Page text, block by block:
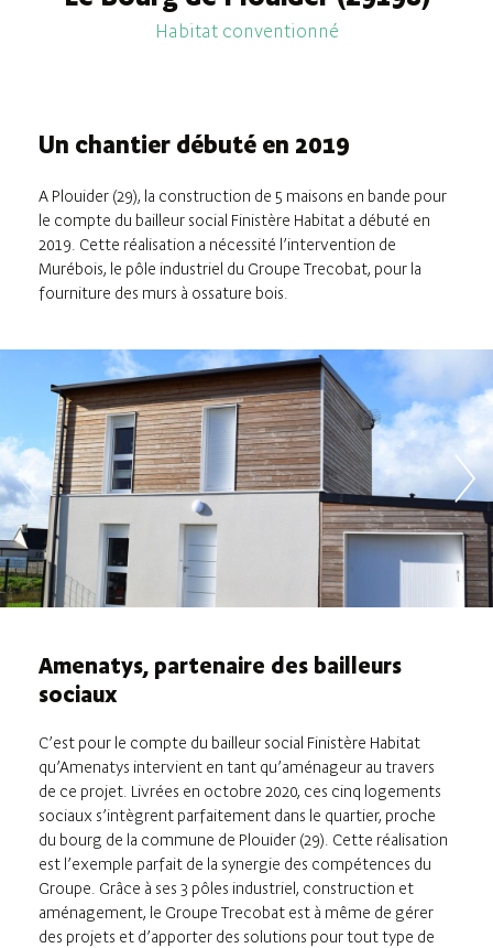
Habitat conventionné
Un chantier débuté en 2019
A Plouider (29), la construction de 5 maisons en bande pour
le compte du bailleur social Finistère Habitat a débuté en
2019. Cette réalisation a nécessité l’intervention de
Murébois, le pôle industriel du Groupe Trecobat, pour la
fourniture des murs à ossature bois.
Amenatys, partenaire des bailleurs
sociaux
C’est pour le compte du bailleur social Finistère Habitat
qu’Amenatys intervient en tant qu’aménageur au travers
de ce projet. Livrées en octobre 2020, ces cinq logements
sociaux s’intègrent parfaitement dans le quartier, proche
du bourg de la commune de Plouider (29). Cette réalisation
est l’exemple parfait de la synergie des compétences du
Groupe. Grâce à ses 3 pôles industriel, construction et
aménagement, le Groupe Trecobat est à même de gérer
des projets et d’apporter des solutions pour tout type de